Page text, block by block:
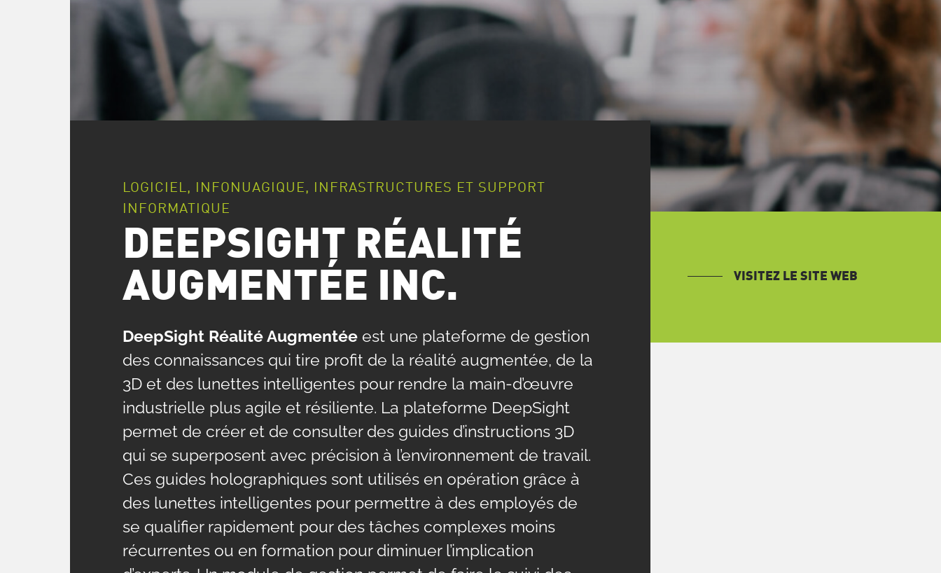
LOGICIEL, INFONUAGIQUE, INFRASTRUCTURES ET SUPPORT
INFORMATIQUE
DEEPSIGHT RÉALITÉ
AUGMENTÉE INC.
DeepSight Réalité Augmentéeest une plateforme de gestion
des connaissances qui tire profit de la réalité augmentée, de la
3D et des lunettes intelligentes pour rendre la main-d’œuvre
industrielle plus agile et résiliente. La plateforme DeepSight
permet de créer et de consulter des guides d’instructions 3D
qui se superposent avec précision à l’environnement de travail.
Ces guides holographiques sont utilisés en opération grâce à
des lunettes intelligentes pour permettre à des employés de
se qualifier rapidement pour des tâches complexes moins
récurrentes ou en formation pour diminuer l’implication
VISITEZ LE SITE WEB